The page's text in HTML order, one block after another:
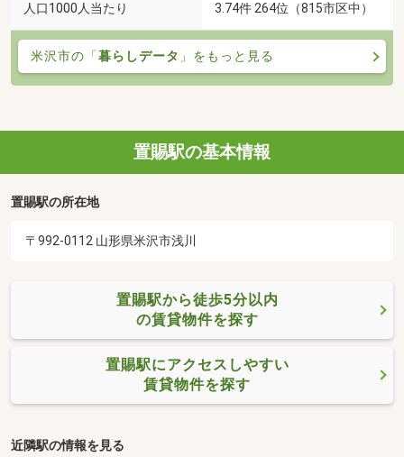
人口1000人当たり 3.74件 264位（815市区中）
米沢市の「暮らしデータ 」をもっと見る
置賜駅の基本情報
置賜駅の所在地
〒992-0112 山形県米沢市浅川
置賜駅から徒歩5分以内
の賃貸物件を探す
置賜駅にアクセスしやすい
賃貸物件を探す
近隣駅の情報を見る